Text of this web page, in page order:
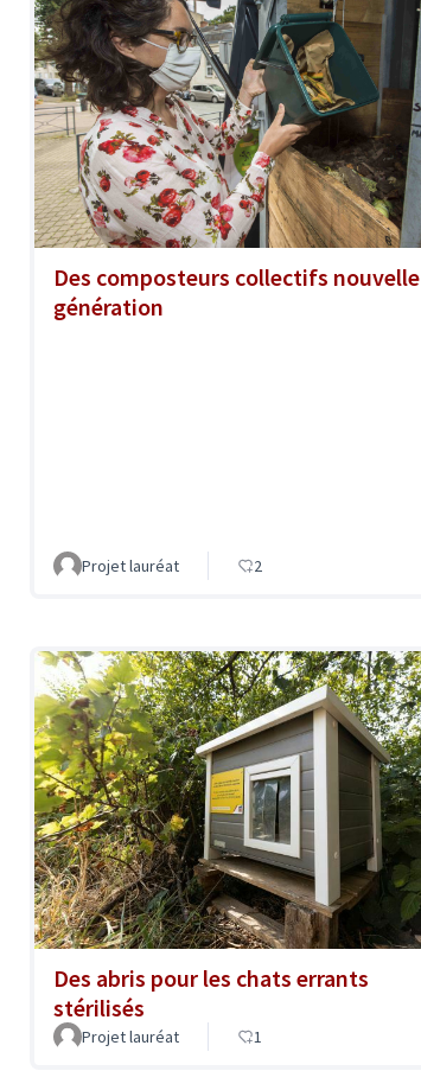
Des composteurs collectifs nouvelle
génération
Projet lauréat 2
Des abris pour les chats errants
stérilisés
Projet lauréat 1